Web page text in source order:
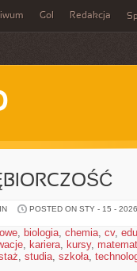
Gol Redakcja
POSTED ON STY - 15 - 2026
, biologia, chemia, cv,
, kariera, kursy,
, studia, szkoła,